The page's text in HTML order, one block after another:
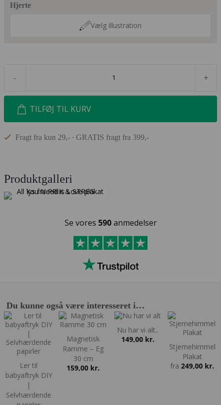
Hjerte
Vælg illustration
- +
TILFØJ TIL KURV
Fragt fra kun 29,- ∙ GRATIS fragt fra 399,-
Produktgalleri
Se vores 590anmedelser
Du kunne også være interesseret i…
Ler til
babyaftryk DIY
|
Selvhærdende
Magnetisk
Ramme – Eg
30 cm
159,00 kr.
Nu har vi alt..
149,00 kr.
Stjernehimmel
Plakat
fra 249,00 kr.